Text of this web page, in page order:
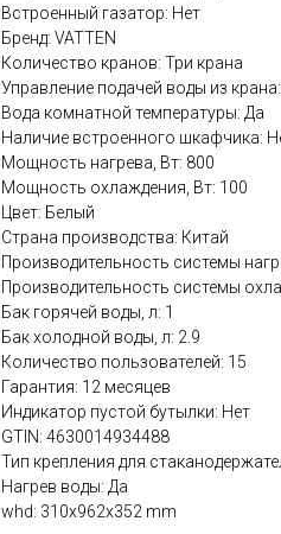
Встроенный газатор: Нет
Бренд: VATTEN
Количество кранов: Три крана
Управление подачей воды из
Вода комнатной температуры: Да
Наличие встроенного шкафчика:
Мощность нагрева, Вт: 800
Мощность охлаждения, Вт: 100
Цвет: Белый
Страна производства: Китай
Производительность системы
Производительность системы
Бак горячей воды, л: 1
Бак холодной воды, л: 2.9
Количество пользователей: 15
Гарантия: 12 месяцев
Индикатор пустой бутылки: Нет
GTIN: 4630014934488
Тип крепления для
Нагрев воды: Да
whd: 310x962x352 mm